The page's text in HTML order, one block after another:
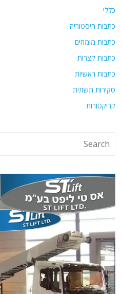
כללי
כתבות היסטוריה
כתבות מומחים
כתבות קצרות
כתבות ראשיות
סקירות תשתית
קריקטורות